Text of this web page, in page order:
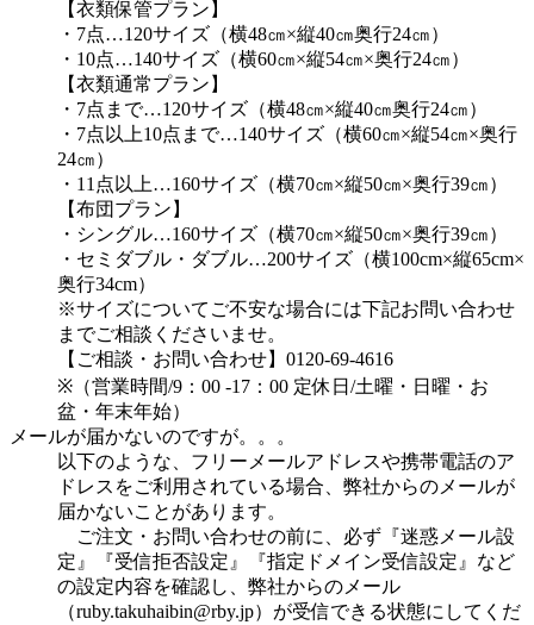
【衣類保管プラン】
・7点…120サイズ（横48㎝×縦40㎝奥行24㎝）
・10点…140サイズ（横60㎝×縦54㎝×奥行24㎝）
【衣類通常プラン】
・7点まで…120サイズ（横48㎝×縦40㎝奥行24㎝）
・7点以上10点まで…140サイズ（横60㎝×縦54㎝×奥行
24㎝）
・11点以上…160サイズ（横70㎝×縦50㎝×奥行39㎝）
【布団プラン】
・シングル…160サイズ（横70㎝×縦50㎝×奥行39㎝）
・セミダブル・ダブル…200サイズ（横100cm×縦65cm×
奥行34cm）
※サイズについてご不安な場合には下記お問い合わせ
までご相談くださいませ。
【ご相談・お問い合わせ】0120-69-4616
※（営業時間/9：00 -17：00 定休日/土曜・日曜・お
盆・年末年始）
メールが届かないのですが。。。
以下のような、フリーメールアドレスや携帯電話のア
ドレスをご利用されている場合、弊社からのメールが
届かないことがあります。
ご注文・お問い合わせの前に、必ず『迷惑メール設
定』『受信拒否設定』『指定ドメイン受信設定』など
の設定内容を確認し、弊社からのメール
（ruby.takuhaibin@rby.jp）が受信できる状態にしてくだ